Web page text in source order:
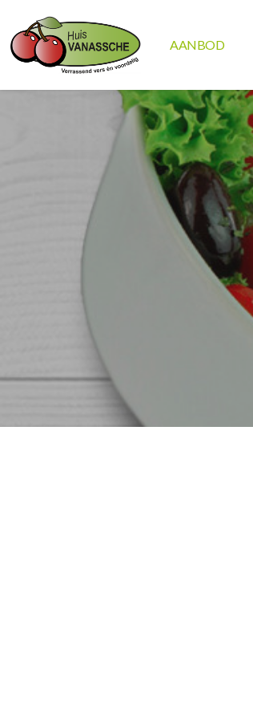
AANBOD